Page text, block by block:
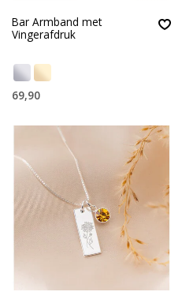
Bar Armband met
Vingerafdruk
69,90